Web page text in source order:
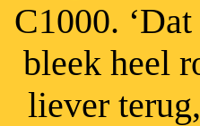
C1000.
bleek heel
liever